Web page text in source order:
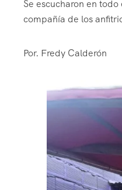
Se escucharon en
compañía de los
Por. Fredy Calderón